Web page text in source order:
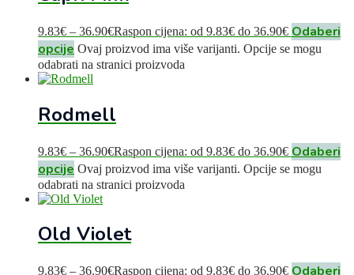
9.83€ – 36.90€Raspon cijena: od 9.83€ do 36.90€ Odaberi
opcije Ovaj proizvod ima više varijanti. Opcije se mogu
odabrati na stranici proizvoda
Rodmell
9.83€ – 36.90€Raspon cijena: od 9.83€ do 36.90€ Odaberi
opcije Ovaj proizvod ima više varijanti. Opcije se mogu
odabrati na stranici proizvoda
Old Violet
9.83€ – 36.90€Raspon cijena: od 9.83€ do 36.90€ Odaberi